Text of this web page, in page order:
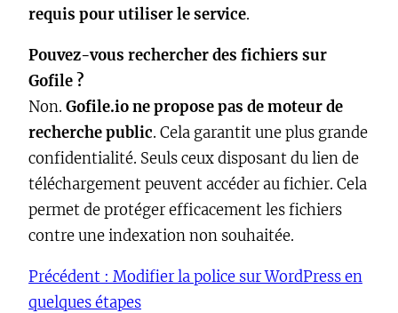
requis pour utiliser le service.
Pouvez-vous rechercher des fichiers sur
Gofile ?
Non. Gofile.io ne propose pas de moteur de
recherche public. Cela garantit une plus grande
confidentialité. Seuls ceux disposant du lien de
téléchargement peuvent accéder au fichier. Cela
permet de protéger efficacement les fichiers
contre une indexation non souhaitée.
Précédent : Modifier la police sur WordPress en
quelques étapes